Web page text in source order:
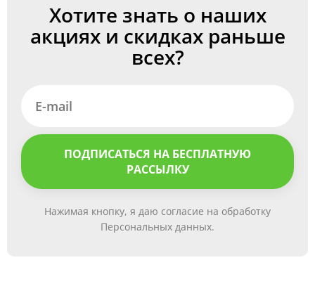
Хотите знать о наших
акциях и скидках раньше
всех?
ПОДПИСАТЬСЯ НА БЕСПЛАТНУЮ
РАССЫЛКУ
Нажимая кнопку, я даю согласие на обработку
Персональных данных.